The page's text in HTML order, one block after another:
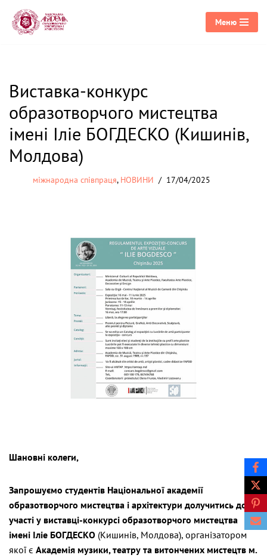
Перейти
Меню
Виставка-конкурс
образотворчого мистецтва
імені Іліе БОГДЕСКО (Кишинів,
Молдова)
міжнародна співпраця, НОВИНИ 17/04/2025
Шановні колеги,
Запрошуємо студентів Національної академії
образотворчого мистецтва і архітектури долучитись до
участі у виставці-конкурсі образотворчого мистецтва
імені Іліе БОГДЕСКО (Кишинів, Молдова), організатором
якої є Академія музики, театру та витончених мистецтв м.